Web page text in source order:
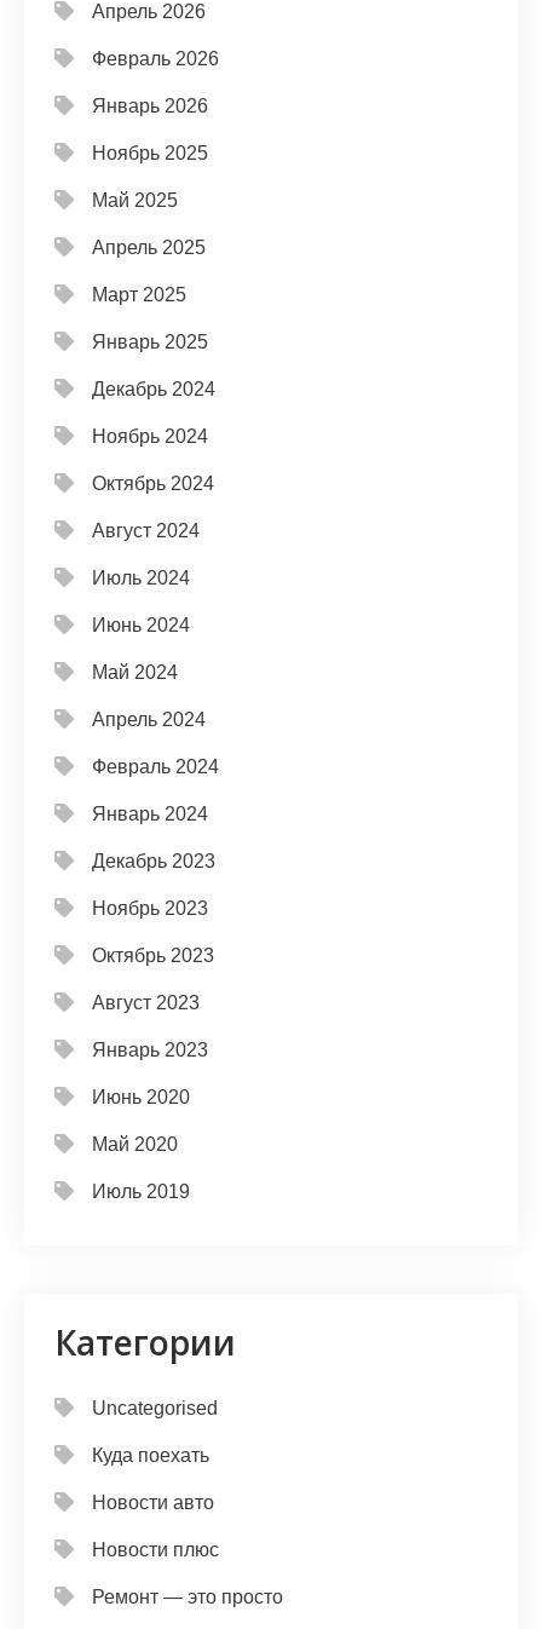
Апрель 2026
Февраль 2026
Январь 2026
Ноябрь 2025
Май 2025
Апрель 2025
Март 2025
Январь 2025
Декабрь 2024
Ноябрь 2024
Октябрь 2024
Август 2024
Июль 2024
Июнь 2024
Май 2024
Апрель 2024
Февраль 2024
Январь 2024
Декабрь 2023
Ноябрь 2023
Октябрь 2023
Август 2023
Январь 2023
Июнь 2020
Май 2020
Июль 2019
Категории
Uncategorised
Куда поехать
Новости авто
Новости плюс
Ремонт — это просто